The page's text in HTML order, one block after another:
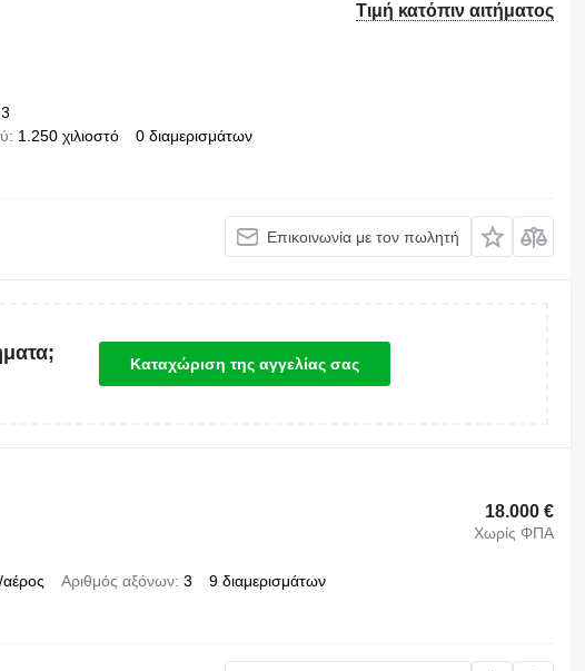
Τιμή κατόπιν αιτήματος
3
1.250 χιλιοστό 0 διαμερισμάτων
Επικοινωνία με τον πωλητή
Καταχώριση της αγγελίας σας
18.000 €
Χωρίς ΦΠΑ
Αριθμός αξόνων 3 9 διαμερισμάτων